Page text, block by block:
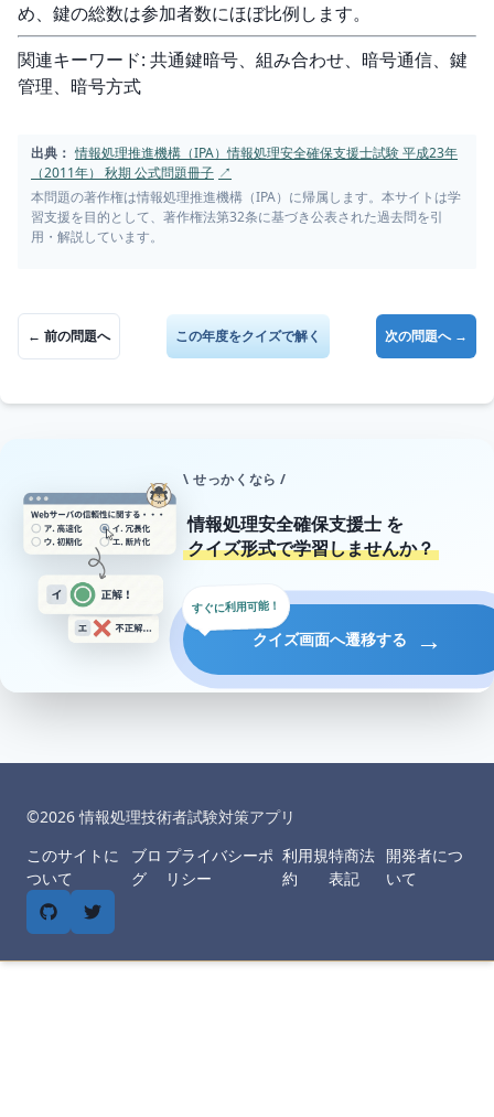
め、鍵の総数は参加者数にほぼ比例します。
関連キーワード: 共通鍵暗号、組み合わせ、暗号通信、鍵
管理、暗号方式
出典： 情報処理推進機構（IPA）情報処理安全確保支援士試験 平成23年
（2011年） 秋期 公式問題冊子 ↗
本問題の著作権は情報処理推進機構（IPA）に帰属します。本サイトは学
習支援を目的として、著作権法第32条に基づき公表された過去問を引
用・解説しています。
← 前の問題へ この年度をクイズで解く 次の問題へ →
\ せっかくなら /
情報処理安全確保支援士 を
クイズ形式で学習しませんか？
クイズ画面へ遷移する →
すぐに利用可能！
©︎2026情報処理技術者試験対策アプリ
このサイトに
ついて
ブロ
グ
プライバシーポ
リシー
利用規
約
特商法
表記
開発者につ
いて